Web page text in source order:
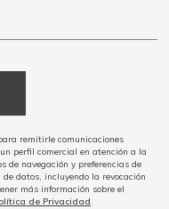
remitirle comunicaciones
perfil comercial en atención a la
de navegación y preferencias de
datos, incluyendo la revocación
más información sobre el
de Privacidad.